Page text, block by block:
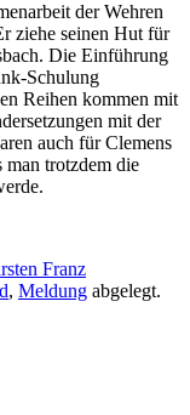
der Wehren
ziehe seinen Hut für
Die Einführung
Schulung
Reihen kommen mit
mit der
auch für Clemens
man trotzdem die
Franz
, Meldung abgelegt.